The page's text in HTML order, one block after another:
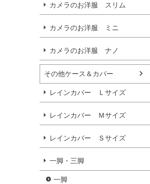
カメラのお洋服 スリム
カメラのお洋服 ミニ
カメラのお洋服 ナノ
その他ケース＆カバー
レインカバー Ｌサイズ
レインカバー Ｍサイズ
レインカバー Ｓサイズ
一脚・三脚
一脚